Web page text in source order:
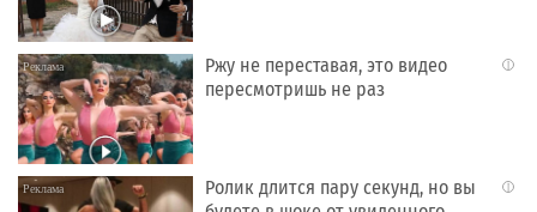
i
Ржу не переставая, это видео
пересмотришь не раз
i
Ролик длится пару секунд, но вы